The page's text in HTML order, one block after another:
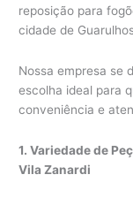
reposição para
cidade de
Nossa empresa se
escolha ideal para
conveniência e
1. Variedade de
Vila Zanardi